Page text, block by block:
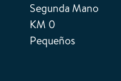
Segunda Mano
KM 0
Pequeños